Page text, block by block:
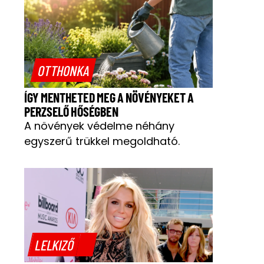
OTTHONKA
ÍGY MENTHETED MEG A NÖVÉNYEKET A
PERZSELŐ HŐSÉGBEN
A növények védelme néhány
egyszerű trükkel megoldható.
LELKIZŐ